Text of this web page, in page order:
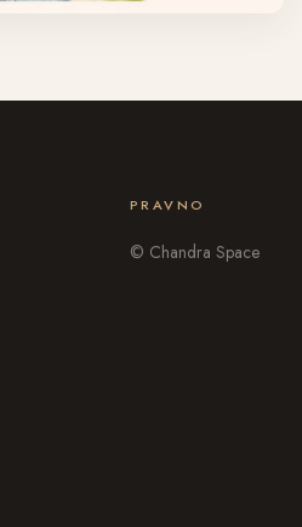
PRAVNO
© Chandra Space